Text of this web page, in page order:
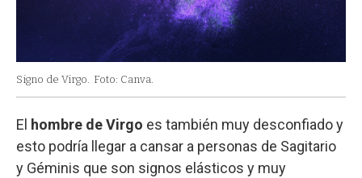
Signo de Virgo. Foto: Canva.
El hombre de Virgo es también muy desconfiado y
esto podría llegar a cansar a personas de Sagitario
y Géminis que son signos elásticos y muy